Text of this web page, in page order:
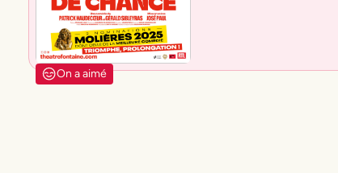
On a aimé